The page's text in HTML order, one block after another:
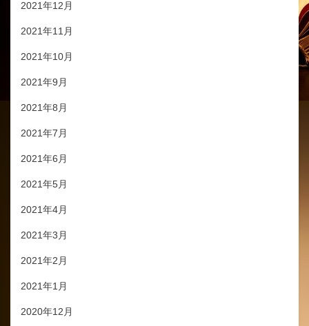
2021年12月
2021年11月
2021年10月
2021年9月
2021年8月
2021年7月
2021年6月
2021年5月
2021年4月
2021年3月
2021年2月
2021年1月
2020年12月